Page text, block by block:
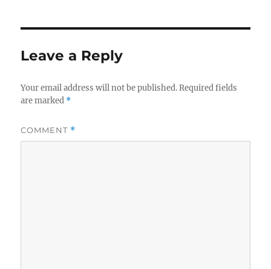
o
e
Leave a Reply
Your email address will not be published. Required fields
are marked *
COMMENT *